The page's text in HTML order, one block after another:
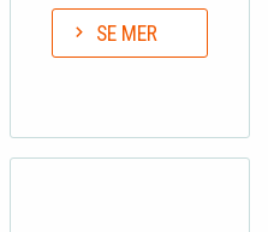
SE MER